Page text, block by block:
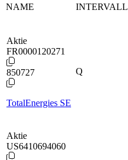
NAME
INTERVALL
Aktie
FR0000120271
850727
TotalEnergies SE
Q
Aktie
US6410694060